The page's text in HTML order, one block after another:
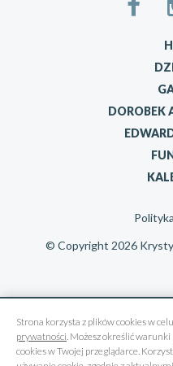
DOROBEK
© Copyright 2026
Strona korzysta z plików cookies w
prywatności. Możesz określić
cookies w Twojej przeglądarce.